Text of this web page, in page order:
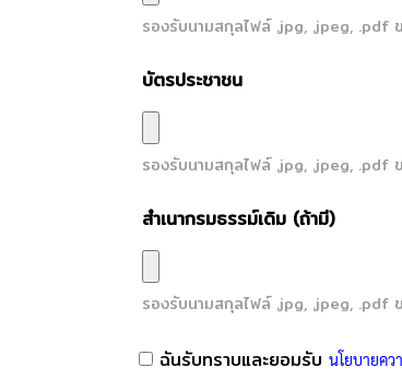
รองรับนามสกุลไฟล์ .jpg, .jpeg, .pdf
บัตรประชาชน
รองรับนามสกุลไฟล์ .jpg, .jpeg, .pdf
สำเนากรมธรรม์เดิม (ถ้ามี)
รองรับนามสกุลไฟล์ .jpg, .jpeg, .pdf
ฉันรับทราบและยอมรับ นโยบายคว